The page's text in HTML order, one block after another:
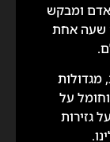
ומבקש
אחת
על